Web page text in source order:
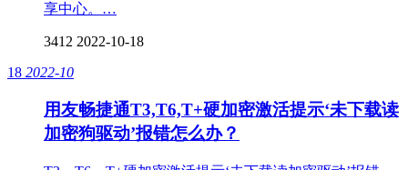
享中心。…
3412 2022-10-18
18 2022-10
用友畅捷通T3,T6,T+硬加密激活提示‘未下载读
加密狗驱动’报错怎么办？